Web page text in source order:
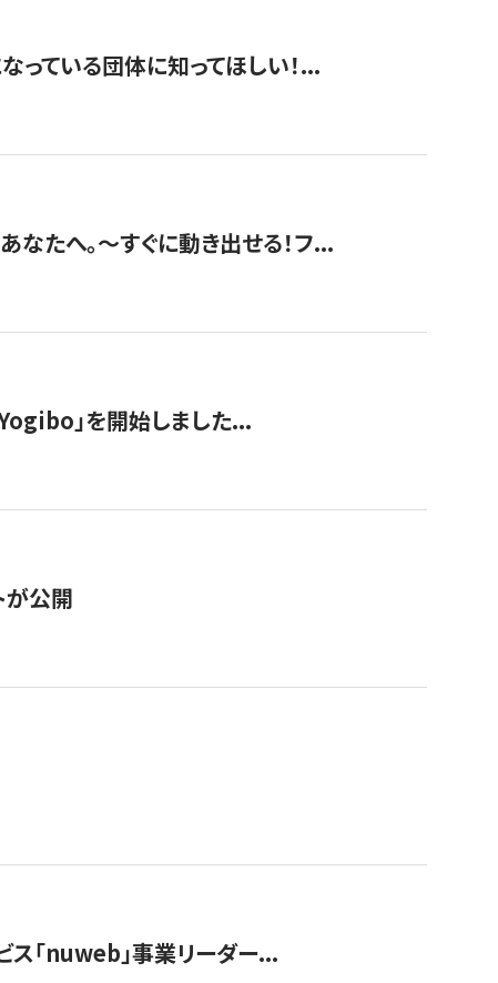
なっている団体に知ってほしい！...
なたへ。〜すぐに動き出せる！フ...
」を開始しました...
が公開
ス「nuweb」事業リーダー...